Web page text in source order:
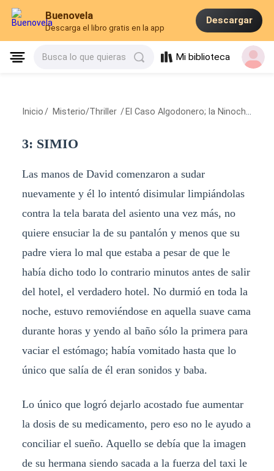
Buenovela
Descarga el libro gratis en la app
Descargar
Busca lo que quieras Mi biblioteca
Inicio / Misterio/Thriller / El Caso Algodonero; la Ninochka de David
3: SIMIO
Las manos de David comenzaron a sudar
nuevamente y él lo intentó disimular limpiándolas
contra la tela barata del asiento una vez más, no
quiere ensuciar la de su pantalón y menos que su
padre viera lo mal que estaba a pesar de que le
había dicho todo lo contrario minutos antes de salir
del hotel, el verdadero hotel. No durmió en toda la
noche, estuvo removiéndose en aquella suave cama
durante horas y yendo al baño sólo la primera para
vaciar el estómago; había vomitado hasta que lo
único que salía de él eran sonidos y baba.
Lo único que logró dejarlo acostado fue aumentar
la dosis de su medicamento, pero eso no le ayudo a
conciliar el sueño. Aquello se debía que la imagen
de su hermana siendo sacada a la fuerza del taxi le